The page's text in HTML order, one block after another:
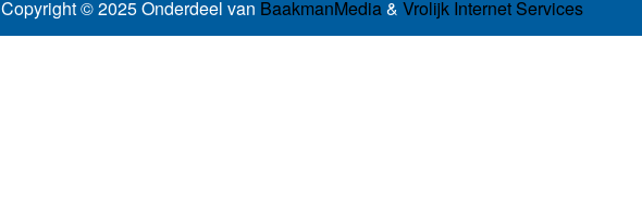
Copyright © 2025 Onderdeel van BaakmanMedia& Vrolijk Internet Services